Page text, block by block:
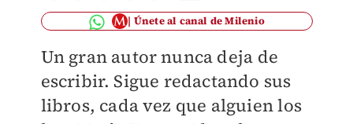
Únete al canal de Milenio
Un gran autor nunca deja de
escribir. Sigue redactando sus
libros, cada vez que alguien los